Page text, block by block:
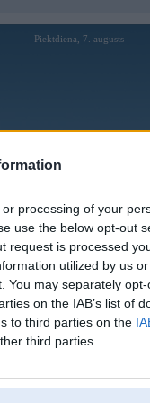
processing of your
use the below opt-out
request is processed
utilized by us
You may separately
on the IAB’s list of
to third parties on the
third parties.
Piektdiena, 7. augusts
Lietotāji
Madrid Clínica